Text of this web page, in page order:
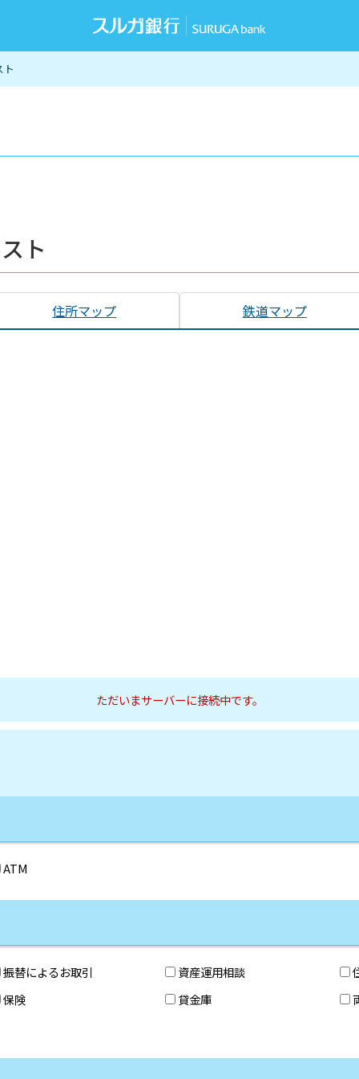
ト
ト
住所マップ 鉄道マップ
ただいまサーバーに接続中です。
ATM
振替によるお取引 資産運用相談
保険
貸金庫